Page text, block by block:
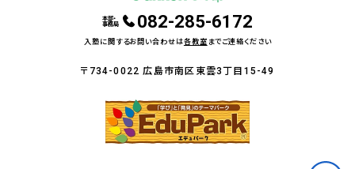
本部・
事務局 082-285-6172
入塾に関するお問い合わせは各教室 までご連絡ください
〒734-0022 広島市南区東雲3丁目15-49